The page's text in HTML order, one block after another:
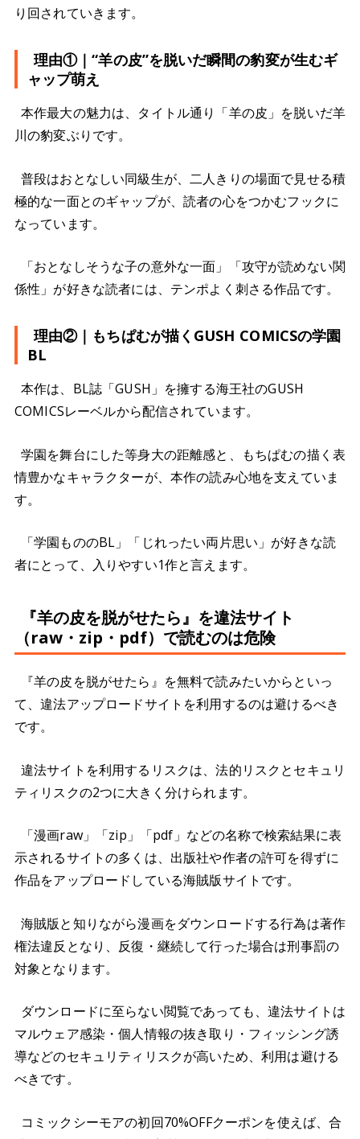
り回されていきます。
理由①｜“羊の皮”を脱いだ瞬間の豹変が生むギ
ャップ萌え
本作最大の魅力は、タイトル通り「羊の皮」を脱いだ羊
川の豹変ぶりです。
普段はおとなしい同級生が、二人きりの場面で見せる積
極的な一面とのギャップが、読者の心をつかむフックに
なっています。
「おとなしそうな子の意外な一面」「攻守が読めない関
係性」が好きな読者には、テンポよく刺さる作品です。
理由②｜もちぱむが描くGUSH COMICSの学園
BL
本作は、BL誌「GUSH」を擁する海王社のGUSH
COMICSレーベルから配信されています。
学園を舞台にした等身大の距離感と、もちぱむの描く表
情豊かなキャラクターが、本作の読み心地を支えていま
す。
「学園もののBL」「じれったい両片思い」が好きな読
者にとって、入りやすい1作と言えます。
『羊の皮を脱がせたら』を違法サイト
（raw・zip・pdf）で読むのは危険
『羊の皮を脱がせたら』を無料で読みたいからといっ
て、違法アップロードサイトを利用するのは避けるべき
です。
違法サイトを利用するリスクは、法的リスクとセキュリ
ティリスクの2つに大きく分けられます。
「漫画raw」「zip」「pdf」などの名称で検索結果に表
示されるサイトの多くは、出版社や作者の許可を得ずに
作品をアップロードしている海賊版サイトです。
海賊版と知りながら漫画をダウンロードする行為は著作
権法違反となり、反復・継続して行った場合は刑事罰の
対象となります。
ダウンロードに至らない閲覧であっても、違法サイトは
マルウェア感染・個人情報の抜き取り・フィッシング誘
導などのセキュリティリスクが高いため、利用は避ける
べきです。
コミックシーモアの初回70%OFFクーポンを使えば、合